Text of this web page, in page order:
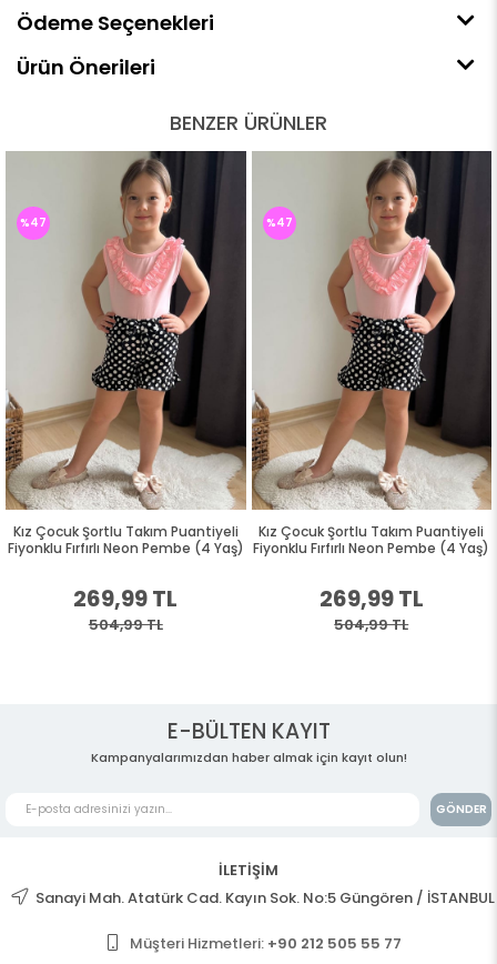
Ödeme Seçenekleri
Ürün Önerileri
BENZER ÜRÜNLER
Kız Çocuk Şortlu Takım Puantiyeli
Fiyonklu Fırfırlı Neon Pembe (4 Yaş)
269,99 TL
504,99 TL
%47
Kız Çocuk Şortlu Takım Puantiyeli
Fiyonklu Fırfırlı Neon Pembe (4 Yaş)
269,99 TL
504,99 TL
%47
E-BÜLTEN KAYIT
Kampanyalarımızdan haber almak için kayıt olun!
GÖNDER
İLETİŞİM
Sanayi Mah. Atatürk Cad. Kayın Sok. No:5 Güngören / İSTANBUL
Müşteri Hizmetleri: +90 212 505 55 77